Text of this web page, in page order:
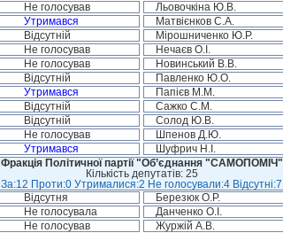
Не голосував Льовочкіна Ю.В.
Утримався Матвієнков С.А.
Відсутній Мірошниченко Ю.Р.
Не голосував Нечаєв О.І.
Не голосував Новинський В.В.
Відсутній Павленко Ю.О.
Утримався Папієв М.М.
Відсутній Сажко С.М.
Відсутній Солод Ю.В.
Не голосував Шпенов Д.Ю.
Утримався Шуфрич Н.І.
Фракція Політичної партії "Об’єднання "САМОПОМІЧ"
Кількість депутатів: 25
За:12 Проти:0 Утрималися:2 Не голосували:4 Відсутні:7
Відсутня Березюк О.Р.
Не голосувала Данченко О.І.
Не голосував Журжій А.В.